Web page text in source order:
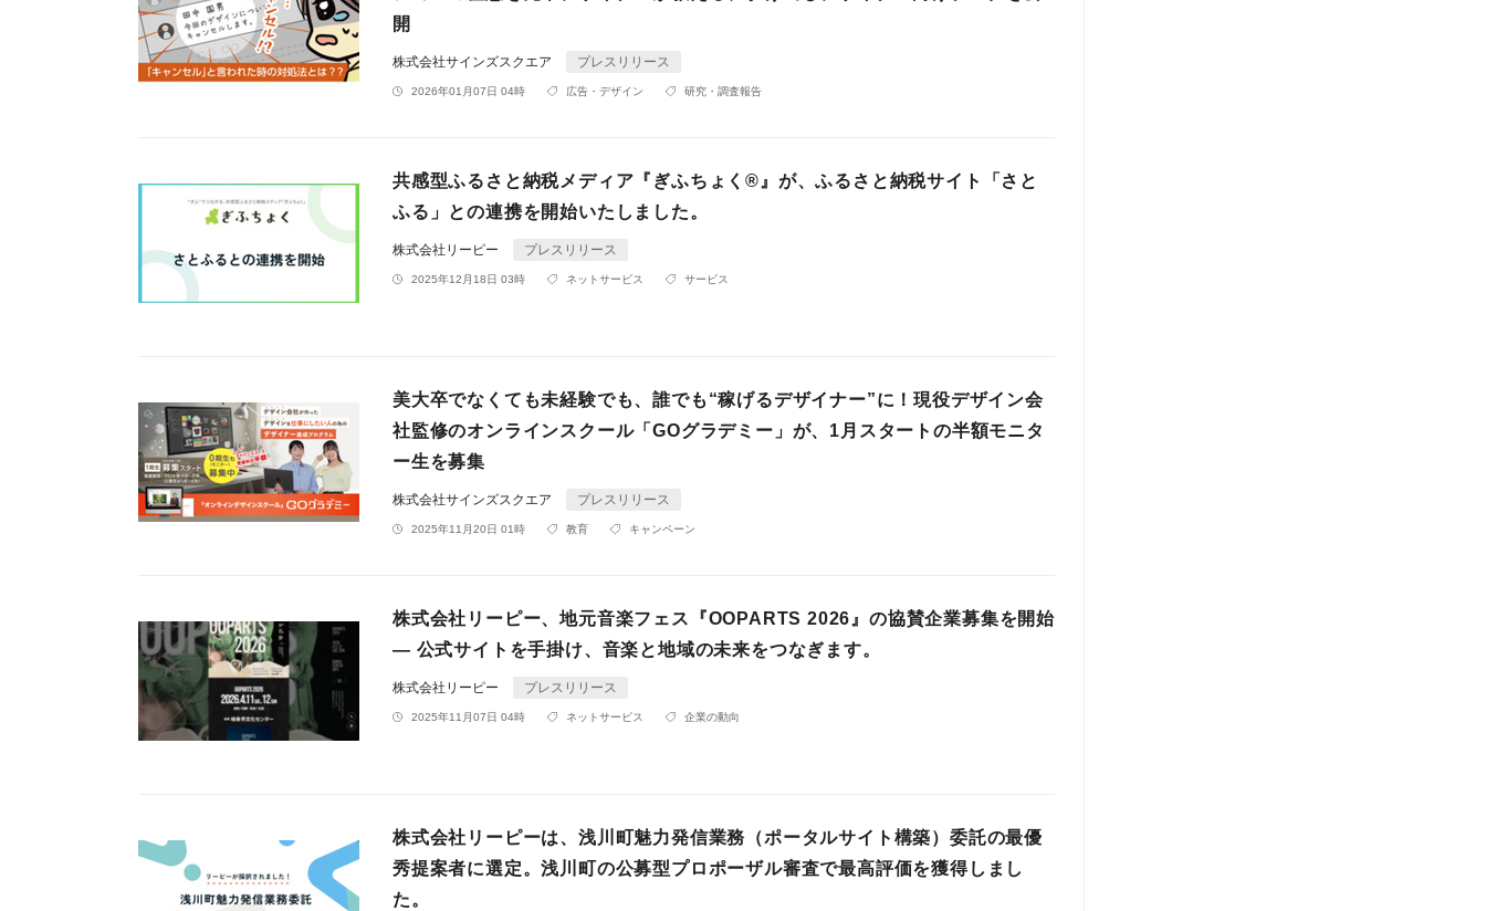
開
株式会社サインズスクエア プレスリリース
2026年01月07日 04時 広告・デザイン 研究・調査報告
共感型ふるさと納税メディア『ぎふちょく®︎』が、ふるさと納税サイト「さと
ふる」との連携を開始いたしました。
株式会社リーピー プレスリリース
2025年12月18日 03時 ネットサービス サービス
美大卒でなくても未経験でも、誰でも“稼げるデザイナー”に！現役デザイン会
社監修のオンラインスクール「GOグラデミー」が、1月スタートの半額モニタ
ー生を募集
株式会社サインズスクエア プレスリリース
2025年11月20日 01時 教育 キャンペーン
株式会社リーピー、地元音楽フェス『OOPARTS 2026』の協賛企業募集を開始
— 公式サイトを手掛け、音楽と地域の未来をつなぎます。
株式会社リーピー プレスリリース
2025年11月07日 04時 ネットサービス 企業の動向
株式会社リーピーは、浅川町魅力発信業務（ポータルサイト構築）委託の最優
秀提案者に選定。浅川町の公募型プロポーザル審査で最高評価を獲得しまし
た。